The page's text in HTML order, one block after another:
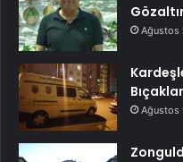
Ağustos
Ağustos